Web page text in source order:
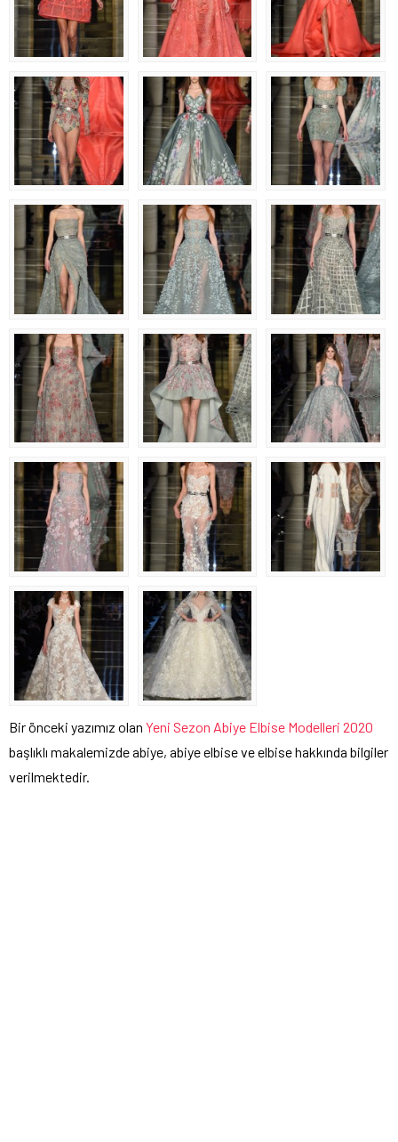
Bir önceki yazımız olan Yeni Sezon Abiye Elbise Modelleri 2020
başlıklı makalemizde abiye, abiye elbise ve elbise hakkında bilgiler
verilmektedir.